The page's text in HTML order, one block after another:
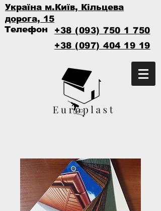
Телефон
Україна м.Київ, Кільцева
дорога, 15
+38 (093) 750 1 750
+38 (097) 404 19 19